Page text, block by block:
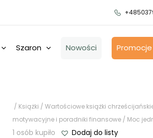
Szaron Nowości Promocje
/ Książki / Wartościowe książki
motywacyjne i poradniki finansowe / Moc
1 osób kupiło Dodaj do listy